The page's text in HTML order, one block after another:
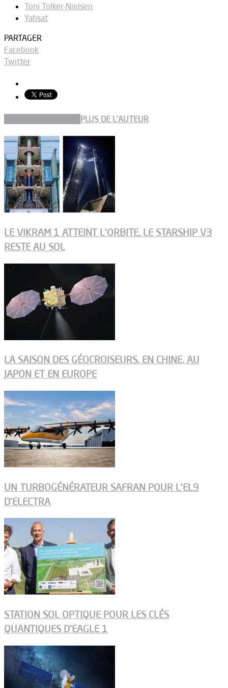
Toni Tolker-Nielsen
Yahsat
PARTAGER
Facebook
Twitter
PLUS DE L'AUTEUR
LE VIKRAM 1 ATTEINT L’ORBITE, LE STARSHIP V3
RESTE AU SOL
LA SAISON DES GÉOCROISEURS, EN CHINE, AU
JAPON ET EN EUROPE
UN TURBOGÉNÉRATEUR SAFRAN POUR L’EL9
D’ELECTRA
STATION SOL OPTIQUE POUR LES CLÉS
QUANTIQUES D’EAGLE 1